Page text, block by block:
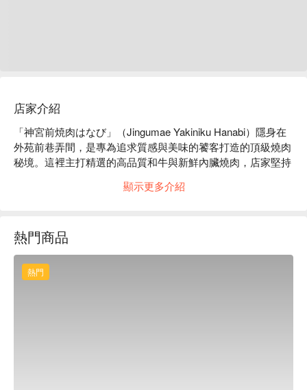
店家介紹
「神宮前焼肉はなび」（Jingumae Yakiniku Hanabi）隱身在
外苑前巷弄間，是專為追求質感與美味的饕客打造的頂級燒肉
秘境。這裡主打精選的高品質和牛與新鮮內臟燒肉，店家堅持
原始、最濃郁的風味與多汁口感。您將在奢華卻不失溫馨的舒
的套餐選擇，無論是家族聚餐、姐妹淘的歡樂時光，或是表參
道購物後的浪漫約會，都能找到最適合您的方案。
【招牌菜色】
精選和牛燒肉：店家每日嚴選頂級和牛，堅持冷藏不冷凍，將
顯示更多介紹
熱門商品
熱門